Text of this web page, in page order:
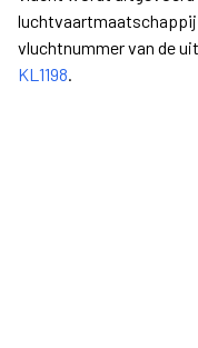
luchtvaartmaatschappij
vluchtnummer van de
KL1198.